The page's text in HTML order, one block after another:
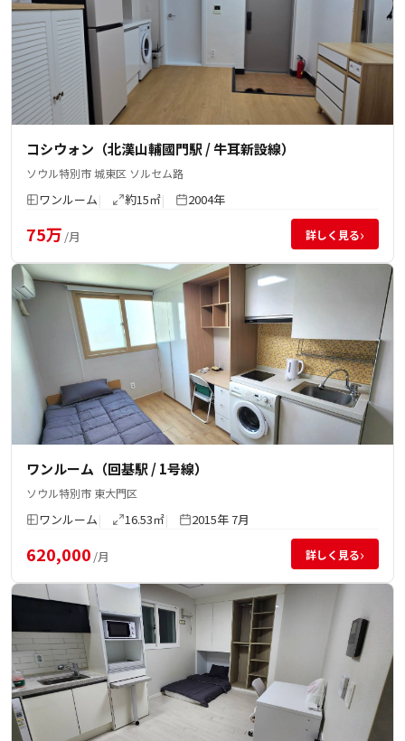
コシウォン（北漢山輔國門駅 / 牛耳新設線）
ソウル特別市 城東区 ソルセム路
ワンルーム 約15㎡ 2004年
75万 /月 詳しく見る›
ワンルーム（回基駅 / 1号線）
ソウル特別市 東大門区
ワンルーム 16.53㎡ 2015年 7月
620,000 /月 詳しく見る›